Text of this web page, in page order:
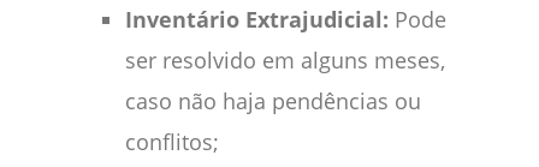
Inventário Extrajudicial: Pode
ser resolvido em alguns meses,
caso não haja pendências ou
conflitos;